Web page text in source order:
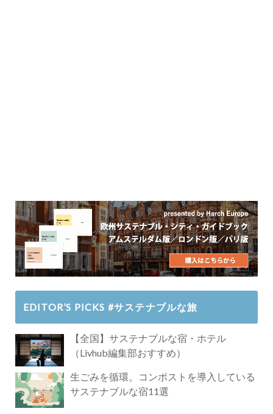
EDITOR’S PICKS #サステナブルな旅
【全国】サステナブルな宿・ホテル
（Livhub編集部おすすめ）
生ごみを循環。コンポストを導入している
サステナブルな宿11選